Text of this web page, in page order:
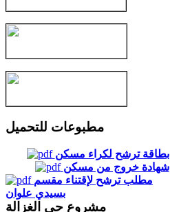
مطبوعات للتحميل
بطاقة ترشح لكراء مسكن
شهادة خروج من مسكن
مطلب ترشح لإقتناء مقسم
بسيدي علوان
مشروع حي الغزالة